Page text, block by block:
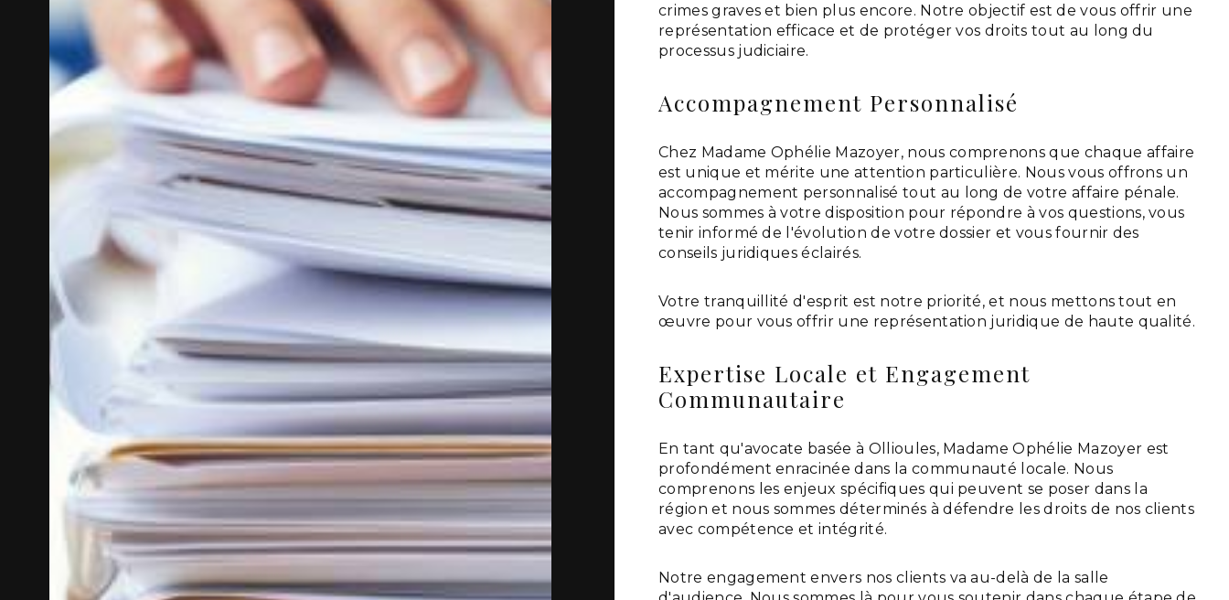
crimes graves et bien plus encore. Notre objectif est de vous offrir une
représentation efficace et de protéger vos droits tout au long du
processus judiciaire.
Accompagnement Personnalisé
Chez Madame Ophélie Mazoyer, nous comprenons que chaque affaire
est unique et mérite une attention particulière. Nous vous offrons un
accompagnement personnalisé tout au long de votre affaire pénale.
Nous sommes à votre disposition pour répondre à vos questions, vous
tenir informé de l'évolution de votre dossier et vous fournir des
conseils juridiques éclairés.
Votre tranquillité d'esprit est notre priorité, et nous mettons tout en
œuvre pour vous offrir une représentation juridique de haute qualité.
Expertise Locale et Engagement
Communautaire
En tant qu'avocate basée à Ollioules, Madame Ophélie Mazoyer est
profondément enracinée dans la communauté locale. Nous
comprenons les enjeux spécifiques qui peuvent se poser dans la
région et nous sommes déterminés à défendre les droits de nos clients
avec compétence et intégrité.
Notre engagement envers nos clients va au-delà de la salle